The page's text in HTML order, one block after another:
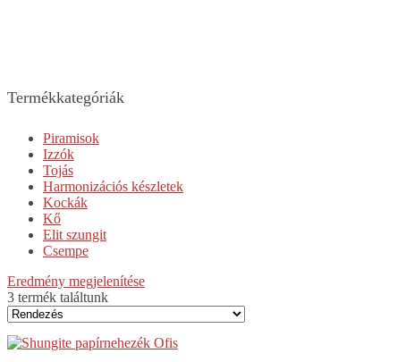
Termékkategóriák
Piramisok
Izzók
Tojás
Harmonizációs készletek
Kockák
Kő
Elit szungit
Csempe
Eredmény megjelenítése
3 termék találtunk